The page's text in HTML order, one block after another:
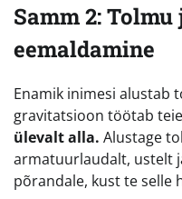
Samm 2:
eemaldamine
Enamik inimesi alustab
gravitatsioon töötab
ülevalt alla. Alustage
armatuurlaudalt, ustelt
põrandale, kust te selle